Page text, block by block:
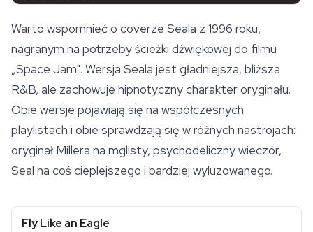
Warto wspomnieć o coverze Seala z 1996 roku,
nagranym na potrzeby ścieżki dźwiękowej do filmu
„Space Jam". Wersja Seala jest gładniejsza, bliższa
R&B, ale zachowuje hipnotyczny charakter oryginału.
Obie wersje pojawiają się na współczesnych
playlistach i obie sprawdzają się w różnych nastrojach:
oryginał Millera na mglisty, psychodeliczny wieczór,
Seal na coś cieplejszego i bardziej wyluzowanego.
Fly Like an Eagle